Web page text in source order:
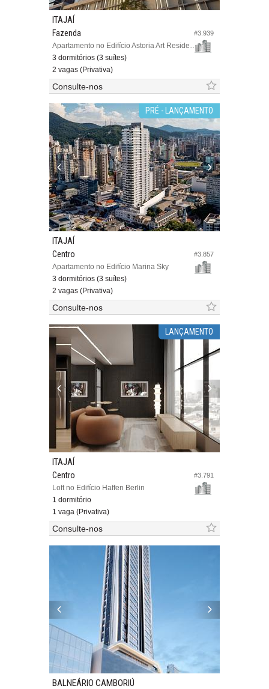
#3.939
ITAJAÍ
Fazenda
Apartamento no Edifício Astoria Art Residence
3 dormitórios (3 suítes)
2 vagas (Privativa)
Consulte-nos
PRÉ - LANÇAMENTO
#3.857
ITAJAÍ
Centro
Apartamento no Edifício Marina Sky
3 dormitórios (3 suítes)
2 vagas (Privativa)
Consulte-nos
LANÇAMENTO
#3.791
ITAJAÍ
Centro
Loft no Edifício Haffen Berlin
1 dormitório
1 vaga (Privativa)
Consulte-nos
BALNEÁRIO CAMBORIÚ